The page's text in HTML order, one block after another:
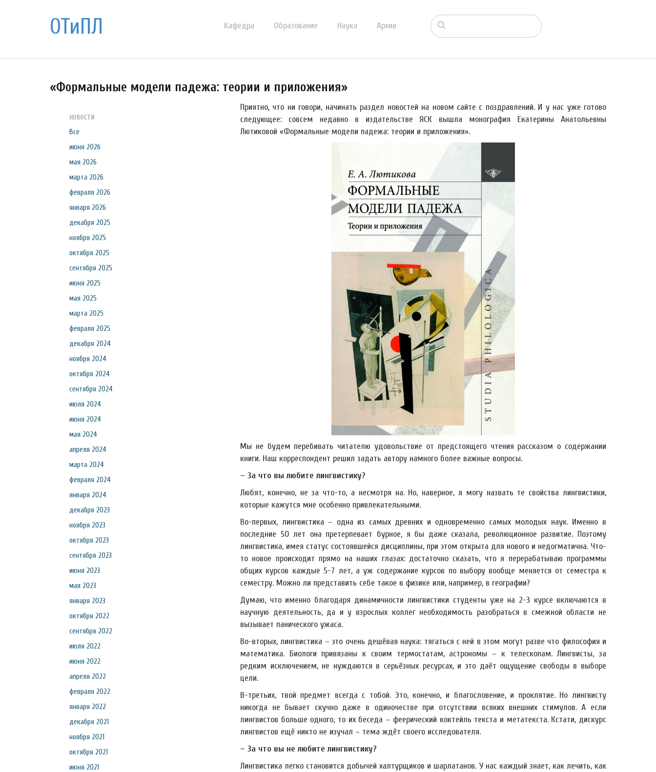
ОТиПЛ Кафедра Образование Наука Архив
«Формальные модели падежа: теории и приложения»
НОВОСТИ
Все
июня 2026
мая 2026
марта 2026
февраля 2026
января 2026
декабря 2025
ноября 2025
октября 2025
сентября 2025
июня 2025
мая 2025
марта 2025
февраля 2025
декабря 2024
ноября 2024
октября 2024
сентября 2024
июля 2024
июня 2024
мая 2024
апреля 2024
марта 2024
февраля 2024
января 2024
декабря 2023
ноября 2023
октября 2023
сентября 2023
июня 2023
мая 2023
января 2023
октября 2022
сентября 2022
июля 2022
июня 2022
апреля 2022
февраля 2022
января 2022
декабря 2021
ноября 2021
октября 2021
июня 2021
Приятно, что ни говори, начинать раздел новостей на новом сайте с поздравлений. И у нас уже готово
следующее: совсем недавно в издательстве ЯСК вышла монография Екатерины Анатольевны
Лютиковой «Формальные модели падежа: теории и приложения».
Мы не будем перебивать читателю удовольствие от предстоящего чтения рассказом о содержании
книги. Наш корреспондент решил задать автору намного более важные вопросы.
– За что вы любите лингвистику?
Любят, конечно, не за что-то, а несмотря на. Но, наверное, я могу назвать те свойства лингвистики,
которые кажутся мне особенно привлекательными.
Во-первых, лингвистика – одна из самых древних и одновременно самых молодых наук. Именно в
последние 50 лет она претерпевает бурное, я бы даже сказала, революционное развитие. Поэтому
лингвистика, имея статус состоявшейся дисциплины, при этом открыта для нового и недогматична. Что-
то новое происходит прямо на наших глазах: достаточно сказать, что я перерабатываю программы
общих курсов каждые 5-7 лет, а уж содержание курсов по выбору вообще меняется от семестра к
семестру. Можно ли представить себе такое в физике или, например, в географии?
Думаю, что именно благодаря динамичности лингвистики студенты уже на 2-3 курсе включаются в
научную деятельность, да и у взрослых коллег необходимость разобраться в смежной области не
вызывает панического ужаса.
Во-вторых, лингвистика – это очень дешёвая наука: тягаться с ней в этом могут разве что философия и
математика. Биологи привязаны к своим термостатам, астрономы – к телескопам. Лингвисты, за
редким исключением, не нуждаются в серьёзных ресурсах, и это даёт ощущение свободы в выборе
цели.
В-третьих, твой предмет всегда с тобой. Это, конечно, и благословение, и проклятие. Но лингвисту
никогда не бывает скучно даже в одиночестве при отсутствии всяких внешних стимулов. А если
лингвистов больше одного, то их беседа – феерический коктейль текста и метатекста. Кстати, дискурс
лингвистов ещё никто не изучал – тема ждёт своего исследователя.
– За что вы не любите лингвистику?
Лингвистика легко становится добычей халтурщиков и шарлатанов. У нас каждый знает, как лечить, как